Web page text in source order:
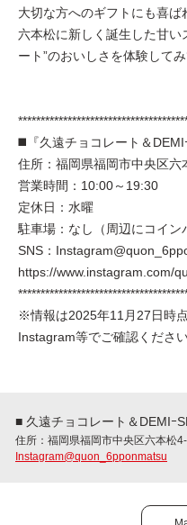
大切な方へのギフトにも喜ば
六本松に新しく誕生した甘い
ート”のおいしさを体験してみ
◼️『久遠チョコレート＆DEMI
住所：福岡県福岡市中央区六
営業時間：10:00～19:30
定休日：水曜
駐車場：なし（周辺にコイン
SNS：
https://www.instagram.com/
※情報は2025年11月27日時
Instagram等でご確認ください
■ 久遠チョコレート＆DEMIｰ
住所：福岡県福岡市中央区六本松
Instagram@quon_6pponmatsu